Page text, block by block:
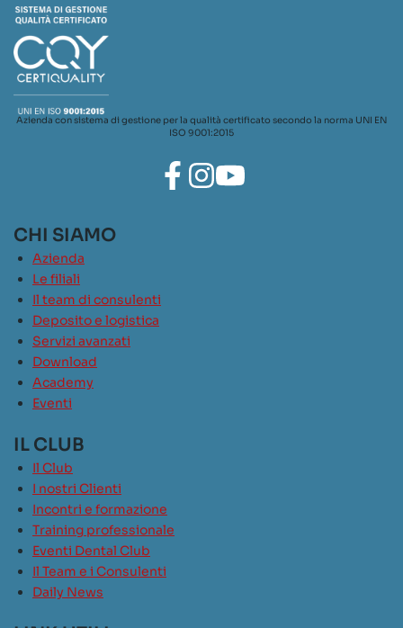
Azienda con sistema di gestione per la qualità certificato secondo la norma UNI EN
ISO 9001:2015
CHI SIAMO
Azienda
Le filiali
Il team di consulenti
Deposito e logistica
Servizi avanzati
Download
Academy
Eventi
IL CLUB
Il Club
I nostri Clienti
Incontri e formazione
Training professionale
Eventi Dental Club
Il Team e i Consulenti
Daily News